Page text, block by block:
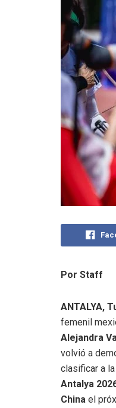
Por Staff
ANTALYA,
femenil
Alejandra
volvió a
clasificar a
Antalya
China el